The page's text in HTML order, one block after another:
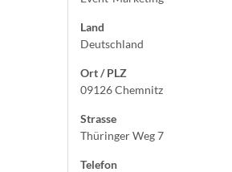
Land
Deutschland
Ort / PLZ
09126 Chemnitz
Strasse
Thüringer Weg 7
Telefon